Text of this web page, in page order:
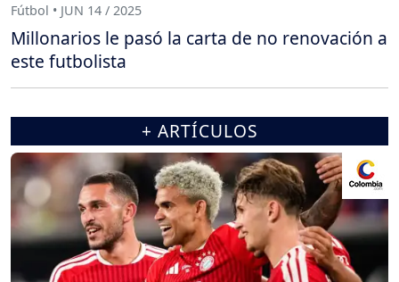
Fútbol • JUN 14 / 2025
Millonarios le pasó la carta de no renovación a
este futbolista
+ ARTÍCULOS